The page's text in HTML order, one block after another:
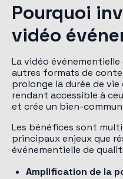
Pourquoi
vidéo
La vidéo événementielle
autres formats de
prolonge la durée de
rendant accessible à
et crée un bien-
Les bénéfices sont
principaux enjeux que
événementielle de
Amplification de la